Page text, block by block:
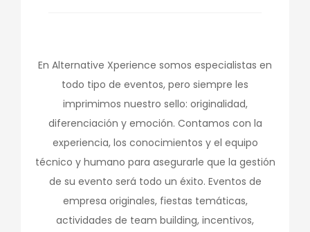
En Alternative Xperience somos especialistas en
todo tipo de eventos, pero siempre les
imprimimos nuestro sello: originalidad,
diferenciación y emoción. Contamos con la
experiencia, los conocimientos y el equipo
técnico y humano para asegurarle que la gestión
de su evento será todo un éxito. Eventos de
empresa originales, fiestas temáticas,
actividades de team building, incentivos,